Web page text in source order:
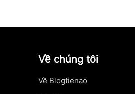
Về chúng tôi
Về Blogtienao